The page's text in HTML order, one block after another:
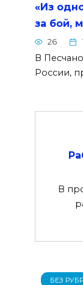
«Из
за бой,
26
В
России,
В
БЕЗ